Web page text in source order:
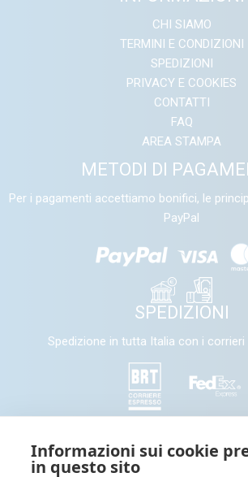
Informazioni sui cookie
in questo sito
CHI SIAMO
TERMINI E CONDIZIONI
SPEDIZIONI
PRIVACY E COOKIES
CONTATTI
FAQ
AREA STAMPA
METODI DI
Per i pagamenti accettiamo bonifici, le
PayPal
SPEDIZIONI
Spedizione in tutta Italia con i corrieri
SEGUICI
Seguici e condividi con noi sui nostri